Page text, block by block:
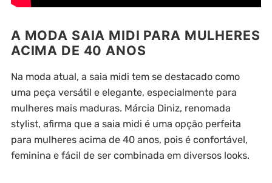
A MODA SAIA MIDI PARA MULHERES
ACIMA DE 40 ANOS
Na moda atual, a saia midi tem se destacado como
uma peça versátil e elegante, especialmente para
mulheres mais maduras. Márcia Diniz, renomada
stylist, afirma que a saia midi é uma opção perfeita
para mulheres acima de 40 anos, pois é confortável,
feminina e fácil de ser combinada em diversos looks.